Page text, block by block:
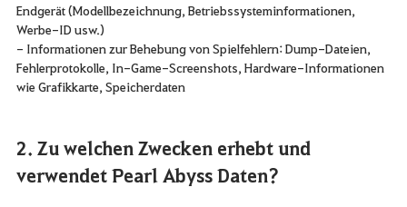
Endgerät (Modellbezeichnung, Betriebssysteminformationen,
Werbe-ID usw.)
- Informationen zur Behebung von Spielfehlern: Dump-Dateien,
Fehlerprotokolle, In-Game-Screenshots, Hardware-Informationen
wie Grafikkarte, Speicherdaten
2. Zu welchen Zwecken erhebt und
verwendet Pearl Abyss Daten?